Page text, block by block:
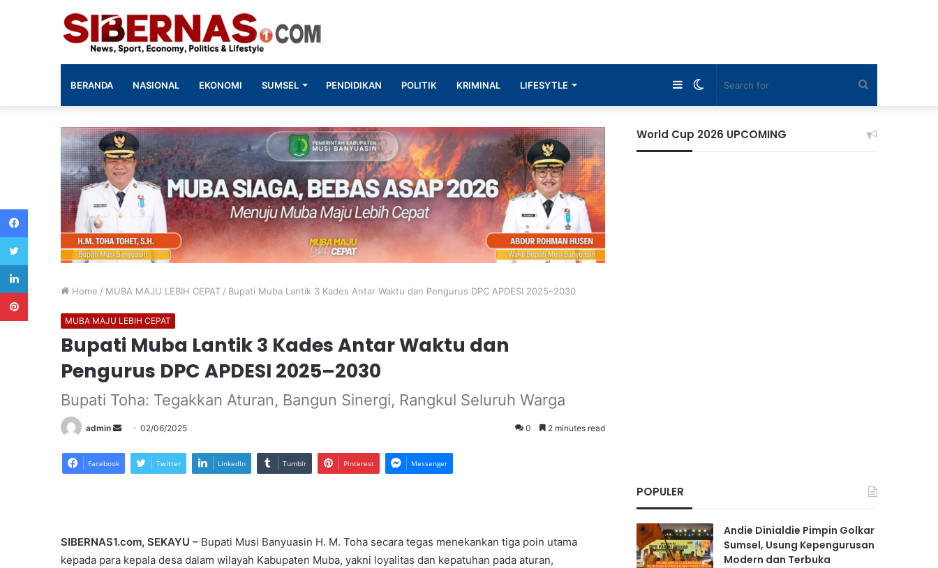
BERANDA NASIONAL EKONOMI SUMSEL PENDIDIKAN POLITIK KRIMINAL LIFESYTLE Switch
skin
Sidebar
Home / MUBA MAJU LEBIH CEPAT / Bupati Muba Lantik 3 Kades Antar Waktu dan Pengurus DPC APDESI 2025–2030
MUBA MAJU LEBIH CEPAT
Bupati Muba Lantik 3 Kades Antar Waktu dan
Pengurus DPC APDESI 2025–2030
Bupati Toha: Tegakkan Aturan, Bangun Sinergi, Rangkul Seluruh Warga
admin
Send
email
02/06/2025 0 2 minutes read
Facebook Twitter LinkedIn Tumblr Pinterest Messenger
SIBERNAS1.com, SEKAYU – Bupati Musi Banyuasin H. M. Toha secara tegas menekankan tiga poin utama
kepada para kepala desa dalam wilayah Kabupaten Muba, yakni loyalitas dan kepatuhan pada aturan,
World Cup 2026 UPCOMING
POPULER
Andie Dinialdie Pimpin Golkar
Sumsel, Usung Kepengurusan
Modern dan Terbuka
Facebook
Twitter
LinkedIn
Pinterest